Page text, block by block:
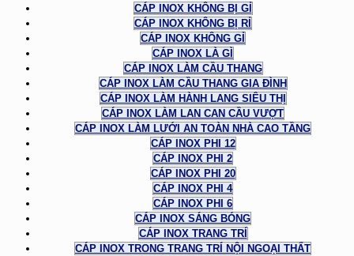
CÁP INOX KHÔNG BỊ GỈ
CÁP INOX KHÔNG BỊ RỈ
CÁP INOX KHÔNG GỈ
CÁP INOX LÀ GÌ
CÁP INOX LÀM CẦU THANG
CÁP INOX LÀM CẦU THANG GIA ĐÌNH
CÁP INOX LÀM HÀNH LANG SIÊU THỊ
CÁP INOX LÀM LAN CAN CẦU VƯỢT
CÁP INOX LÀM LƯỚI AN TOÀN NHÀ CAO TẦNG
CÁP INOX PHI 12
CÁP INOX PHI 2
CÁP INOX PHI 20
CÁP INOX PHI 4
CÁP INOX PHI 6
CÁP INOX SÁNG BÓNG
CÁP INOX TRANG TRÍ
CÁP INOX TRONG TRANG TRÍ NỘI NGOẠI THẤT